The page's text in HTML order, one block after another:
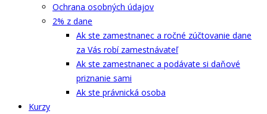
Ochrana osobných údajov
2% z dane
Ak ste zamestnanec a ročné zúčtovanie dane
za Vás robí zamestnávateľ
Ak ste zamestnanec a podávate si daňové
priznanie sami
Ak ste právnická osoba
Kurzy